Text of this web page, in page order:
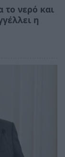
το νερό και
η